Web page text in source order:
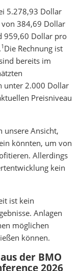
5.278,93 Dollar
von 384,69 Dollar
959,60 Dollar pro
1 Die Rechnung ist
bereits im
unter 2.000 Dollar
Preisniveau
unsere Ansicht,
könnten, um von
Allerdings
kein
ist kein
Anlagen
möglichen
können.
der BMO
2026